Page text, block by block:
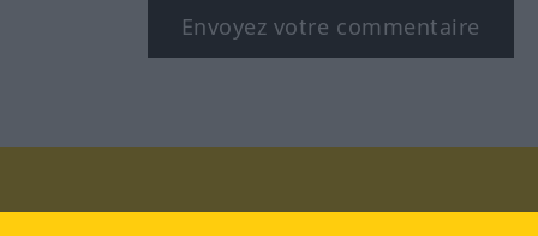
Envoyez votre commentaire
Rendez-nous visite au :